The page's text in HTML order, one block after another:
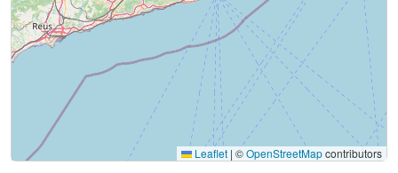
Leaflet | ©OpenStreetMapcontributors